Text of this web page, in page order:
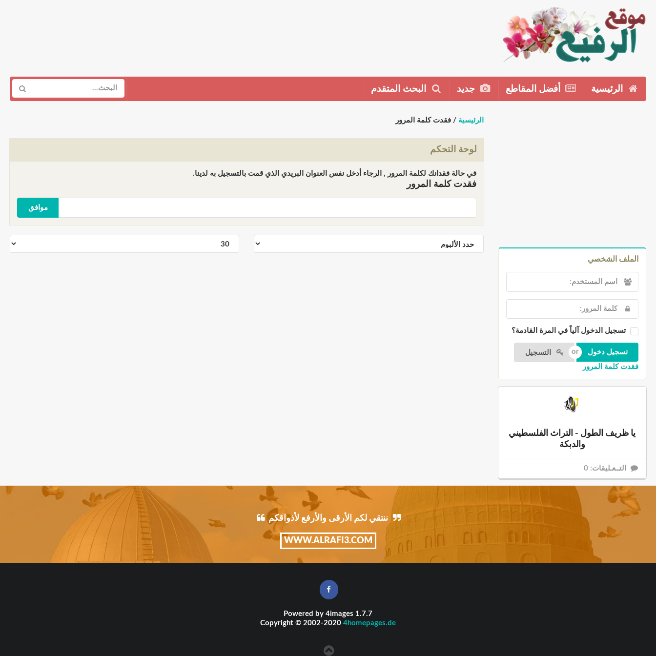
الرئيسية أفضل المقاطع جديد البحث المتقدم
الملف الشخصي
تسجيل الدخول آلياً في المرة القادمة؟
التسجيل
فقدت كلمة المرور
يا ظريف الطول - التراث الفلسطيني
والدبكة
التــعـليقات: 0
الرئيسية / فقدت كلمة المرور
لوحة التحكم
في حالة فقدانك لكلمة المرور , الرجاء أدخل نفس العنوان البريدي الذي قمت بالتسجيل به لدينا.
فقدت كلمة المرور
موافق
ننتقي لكم الأرقى والأرفع لأذواقكم
WWW.ALRAFI3.COM
Powered by 4images 1.7.7
Copyright © 2002-2020 4homepages.de